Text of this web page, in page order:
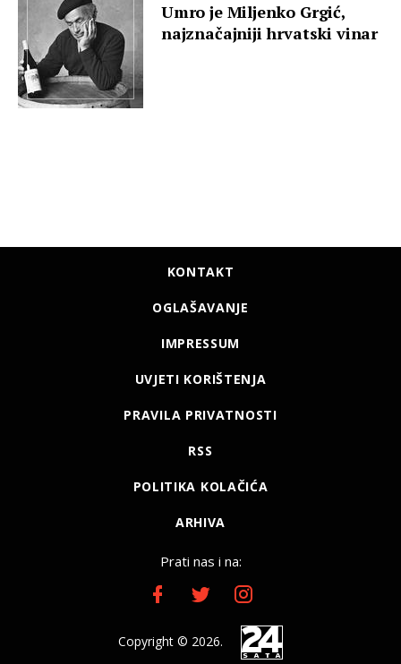
Umro je Miljenko Grgić,
najznačajniji hrvatski vinar
KONTAKT
OGLAŠAVANJE
IMPRESSUM
UVJETI KORIŠTENJA
PRAVILA PRIVATNOSTI
RSS
POLITIKA KOLAČIĆA
ARHIVA
Prati nas i na:
Copyright © 2026.